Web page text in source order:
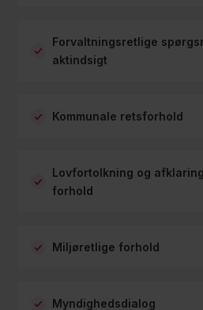
Forvaltningsretlige
aktindsigt
Kommunale retsforhold
Lovfortolkning og
forhold
Miljøretlige forhold
Myndighedsdialog